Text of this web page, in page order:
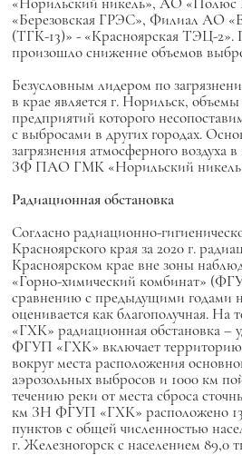
«Березовская ГРЭС», Филиал АО
(ТГК-13)» - «Красноярская ТЭЦ-2».
произошло снижение объемов
Безусловным лидером по
в крае является г. Норильск,
предприятий которого
с выбросами в других городах.
загрязнения атмосферного воздуха
ЗФ ПАО ГМК «Норильский никель»
Радиационная обстановка
Согласно радиационно-
Красноярского края за 2020 г.
Красноярском крае вне зоны
«Горно-химический комбинат»
сравнению с предыдущими годами
оценивается как благополучная.
«ГХК» радиационная обстановка –
ФГУП «ГХК» включает территорию
вокруг места расположения
аэрозольных выбросов и 1000 км
течению реки от места сброса
км ЗН ФГУП «ГХК» расположено 13
пунктов с общей численностью
г. Железногорск с населением 89,0